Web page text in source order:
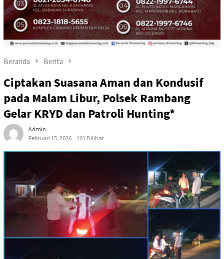
Beranda Berita
Ciptakan Suasana Aman dan Kondusif
pada Malam Libur, Polsek Rambang
Gelar KRYD dan Patroli Hunting*
Admin
Februari 15, 2026
101 Dilihat